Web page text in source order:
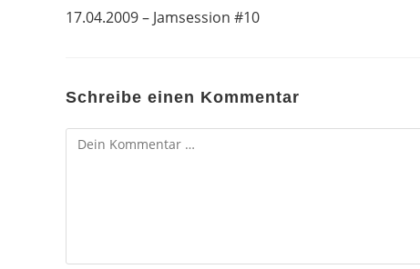
ansehen
17.04.2009 – Jamsession #10
Schreibe einen Kommentar
Kommentar